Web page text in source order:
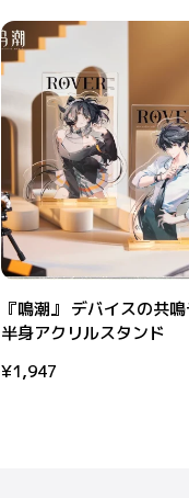
『鳴潮』 デバイスの共
半身アクリルスタンド
¥1,947